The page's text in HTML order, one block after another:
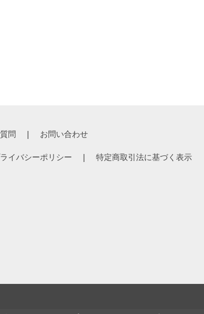
問 お問い合わせ
イバシーポリシー 特定商取引法に基づく表示